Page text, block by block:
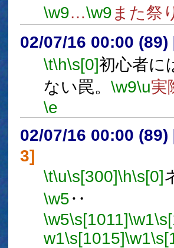
\w9…\w9また祭
02/07/16 00:00 (89)
\t\h\s[0]初心者に
ない罠。 \w9\u実
\e
02/07/16 00:00 (89)
3]
\t\u\s[300]\h\s[0]
\w5‥
\w5\s[1011]\w1
w1\s[1015]\w1